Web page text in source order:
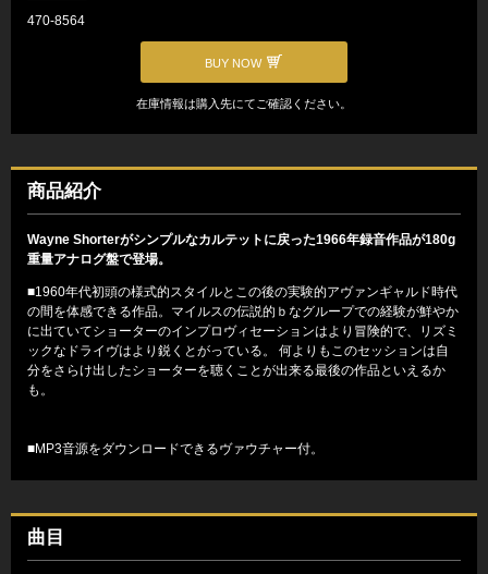
470-8564
BUY NOW
在庫情報は購入先にてご確認ください。
商品紹介
Wayne Shorterがシンプルなカルテットに戻った1966年録音作品が180g
重量アナログ盤で登場。
■1960年代初頭の様式的スタイルとこの後の実験的アヴァンギャルド時代
の間を体感できる作品。マイルスの伝説的ｂなグループでの経験が鮮やか
に出ていてショーターのインプロヴィセーションはより冒険的で、リズミ
ックなドライヴはより鋭くとがっている。 何よりもこのセッションは自
分をさらけ出したショーターを聴くことが出来る最後の作品といえるか
も。
■MP3音源をダウンロードできるヴァウチャー付。
曲目